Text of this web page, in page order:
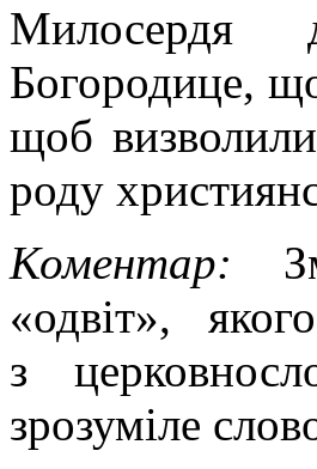
Милосердя
Богородице,
щоб
роду
Коментар:
«одвіт»,
з
зрозуміле